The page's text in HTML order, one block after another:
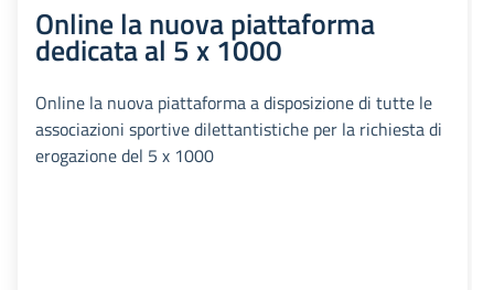
Online la nuova piattaforma
dedicata al 5 x 1000
Online la nuova piattaforma a disposizione di tutte le
associazioni sportive dilettantistiche per la richiesta di
erogazione del 5 x 1000